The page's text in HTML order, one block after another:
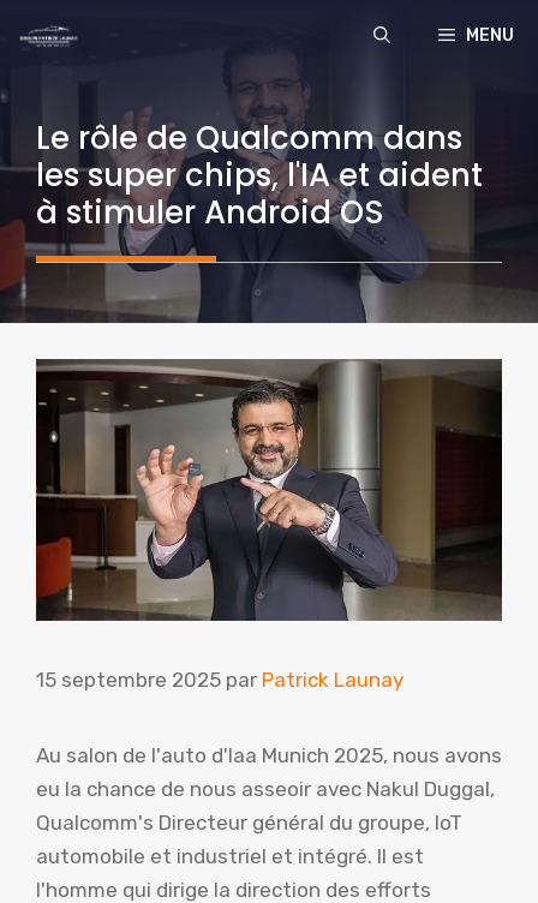
MENU
Le rôle de Qualcomm dans
les super chips, l'IA et aident
à stimuler Android OS
15 septembre 2025 par Patrick Launay
Au salon de l'auto d'Iaa Munich 2025, nous avons
eu la chance de nous asseoir avec Nakul Duggal,
Qualcomm's Directeur général du groupe, IoT
automobile et industriel et intégré. Il est
l'homme qui dirige la direction des efforts